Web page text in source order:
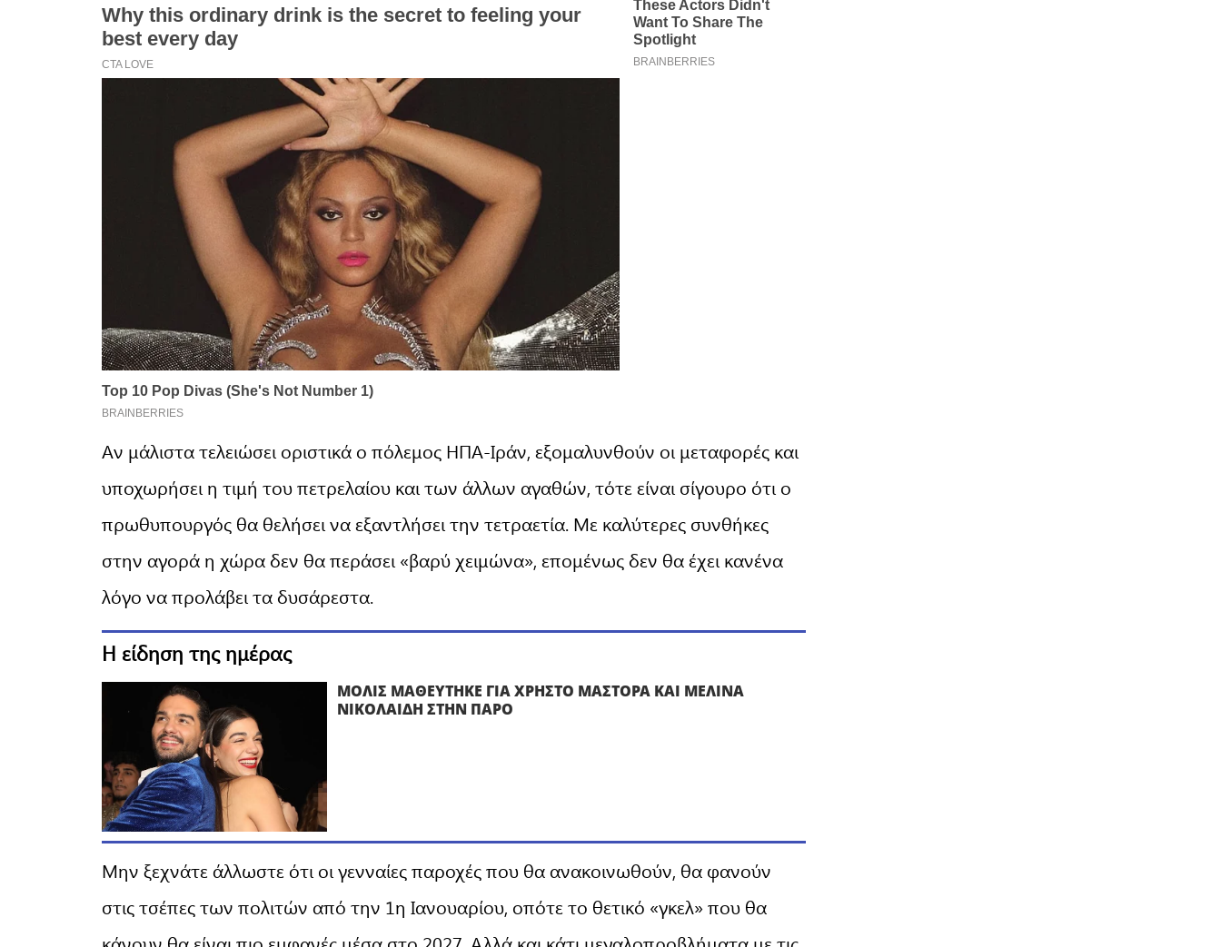
Αν μάλιστα τελειώσει οριστικά ο πόλεμος ΗΠΑ-Ιράν, εξομαλυνθούν οι μεταφορές και
υποχωρήσει η τιμή του πετρελαίου και των άλλων αγαθών, τότε είναι σίγουρο ότι ο
πρωθυπουργός θα θελήσει να εξαντλήσει την τετραετία. Με καλύτερες συνθήκες
στην αγορά η χώρα δεν θα περάσει «βαρύ χειμώνα», επομένως δεν θα έχει κανένα
λόγο να προλάβει τα δυσάρεστα.
Η είδηση της ημέρας
ΜΟΛΙΣ ΜΑΘΕΥΤΗΚΕ ΓΙΑ ΧΡΗΣΤΟ ΜΑΣΤΟΡΑ ΚΑΙ ΜΕΛΙΝΑ
ΝΙΚΟΛΑΙΔΗ ΣΤΗΝ ΠΑΡΟ
Μην ξεχνάτε άλλωστε ότι οι γενναίες παροχές που θα ανακοινωθούν, θα φανούν
στις τσέπες των πολιτών από την 1η Ιανουαρίου, οπότε το θετικό «γκελ» που θα